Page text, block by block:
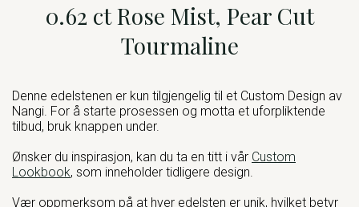
0.62 ct Rose Mist, Pear Cut
Tourmaline
Denne edelstenen er kun tilgjengelig til et Custom Design av
Nangi. For å starte prosessen og motta et uforpliktende
tilbud, bruk knappen under.
Ønsker du inspirasjon, kan du ta en titt i vår Custom
Lookbook, som inneholder tidligere design.
Vær oppmerksom på at hver edelsten er unik, hvilket betyr